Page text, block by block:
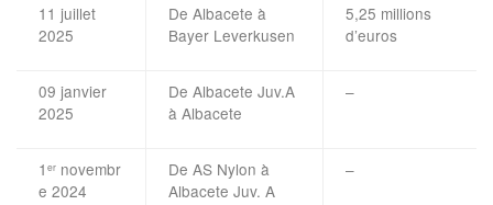
11 juillet
2025
De Albacete à
Bayer Leverkusen
5,25 millions
d’euros
09 janvier
2025
De Albacete Juv.A
à Albacete
–
1 er novembr
e 2024
De AS Nylon à
Albacete Juv. A
–